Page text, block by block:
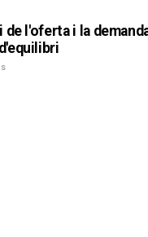
de l'oferta i la